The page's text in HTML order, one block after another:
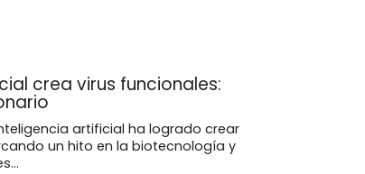
crea virus funcionales:
artificial ha logrado crear
un hito en la biotecnología y